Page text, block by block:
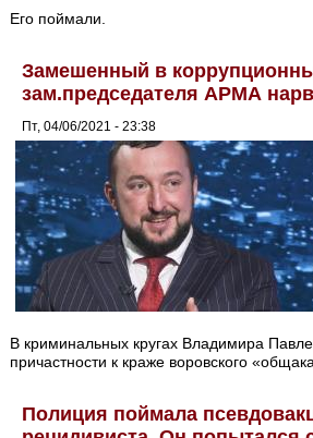
Его поймали.
Замешенный в
зам.председателя АРМА
Пт, 04/06/2021 - 23:38
В криминальных кругах Владимира
причастности к краже воровского
Полиция поймала